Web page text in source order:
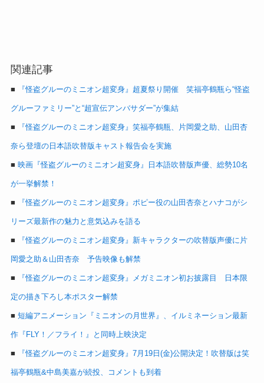
関連記事
■ 『怪盗グルーのミニオン超変身』超夏祭り開催 笑福亭鶴瓶ら“怪盗
グルーファミリー”と“超宣伝アンバサダー”が集結
■ 『怪盗グルーのミニオン超変身』笑福亭鶴瓶、片岡愛之助、山田杏
奈ら登壇の日本語吹替版キャスト報告会を実施
■ 映画『怪盗グルーのミニオン超変身』日本語吹替版声優、総勢10名
が一挙解禁！
■ 『怪盗グルーのミニオン超変身』ポピー役の山田杏奈とハナコがシ
リーズ最新作の魅力と意気込みを語る
■ 『怪盗グルーのミニオン超変身』新キャラクターの吹替版声優に片
岡愛之助＆山田杏奈 予告映像も解禁
■ 『怪盗グルーのミニオン超変身』メガミニオン初お披露目 日本限
定の描き下ろし本ポスター解禁
■ 短編アニメーション『ミニオンの月世界』、イルミネーション最新
作『FLY！／フライ！』と同時上映決定
■ 『怪盗グルーのミニオン超変身』7月19日(金)公開決定！吹替版は笑
福亭鶴瓶&中島美嘉が続投、コメントも到着